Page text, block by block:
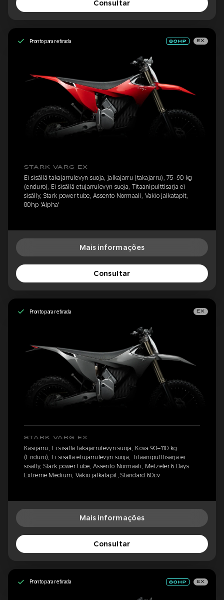
Consultar
Pronto para retirada EX
STARK VARG EX
Ei sisällä takajarrulevyn suoja, jalkajarru (takajarru), 75–90 kg
(enduro), Ei sisällä etujarrulevyn suoja, Titaanipulttisarja ei
sisälly, Stark power tube, Assento Normaali, Vakio jalkatapit,
80hp 'Alpha'
Mais informações
Consultar
Pronto para retirada EX
STARK VARG EX
Käsijarru, Ei sisällä takajarrulevyn suoja, Kova 90–110 kg
(Enduro), Ei sisällä etujarrulevyn suoja, Titaanipulttisarja ei
sisälly, Stark power tube, Assento Normaali, Metzeler 6 Days
Extreme Medium, Vakio jalkatapit, Standard 60cv
Mais informações
Consultar
Pronto para retirada EX